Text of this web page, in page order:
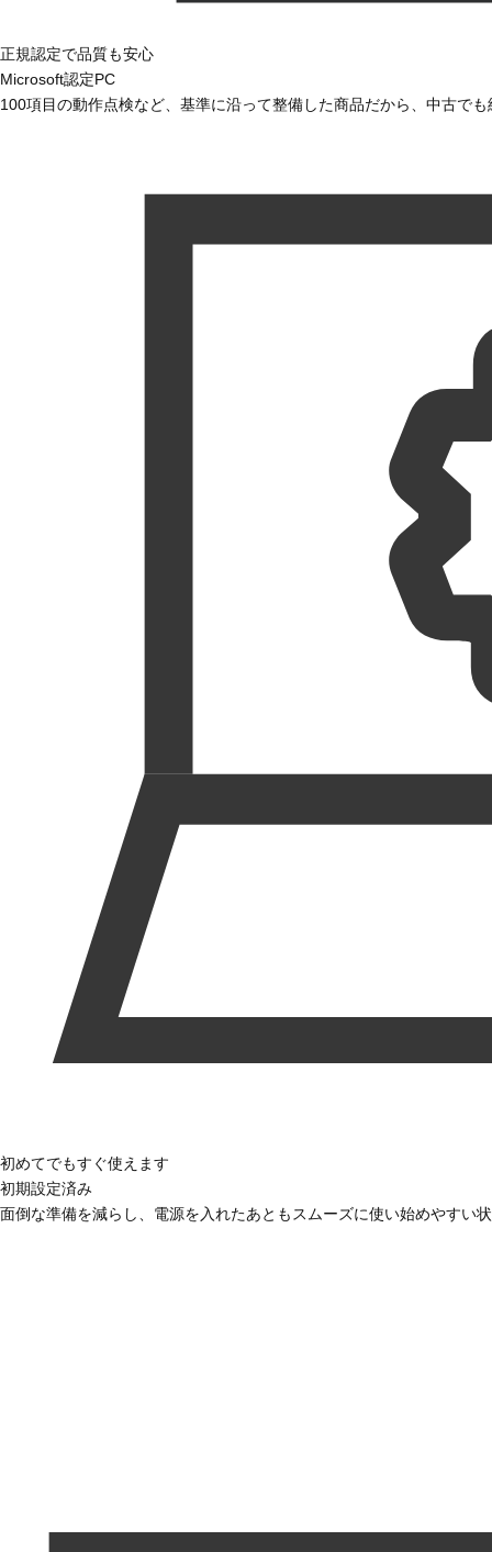
正規認定で品質も安心
Microsoft認定PC
100項目の動作点検など、基準に沿って整備した商品だから、中古で
初めてでもすぐ使えます
初期設定済み
面倒な準備を減らし、電源を入れたあともスムーズに使い始めやすい